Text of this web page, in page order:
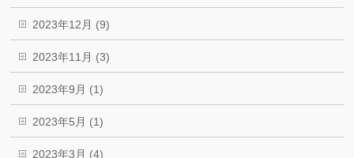
2023年12月 (9)
2023年11月 (3)
2023年9月 (1)
2023年5月 (1)
2023年3月 (4)